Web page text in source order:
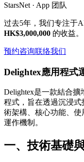
StarsNet · App 团队
过去5年，我们专注于
HK$3,000,000 的收益。
预约咨询联络我们
Delightex應用程式
Delightex是一款結合
程式，旨在透過沉浸
術架構、核心功能、
運作機制。
一、技術基礎